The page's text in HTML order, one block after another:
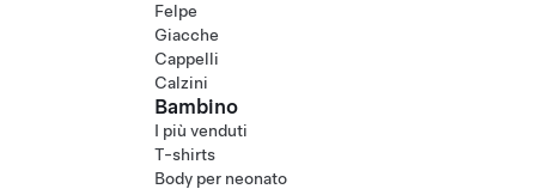
Felpe
Giacche
Cappelli
Calzini
Bambino
I più venduti
T-shirts
Body per neonato